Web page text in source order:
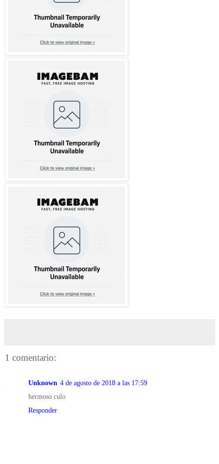
1 comentario:
Unknown 4 de agosto de 2018 a las 17:59
hermoso culo
Responder